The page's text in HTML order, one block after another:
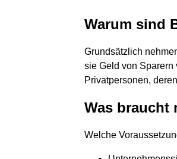
Warum sind
Grundsätzlich
sie Geld von Sparern
Privatpersonen,
Was braucht
Welche